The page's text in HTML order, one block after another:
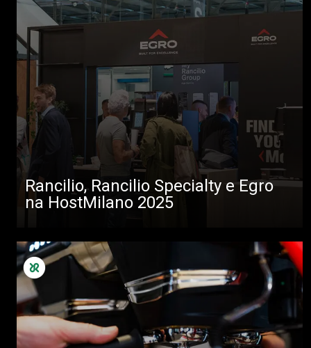
Rancilio, Rancilio Specialty e Egro
na HostMilano 2025